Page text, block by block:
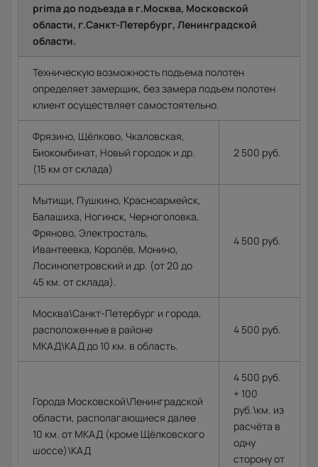
prima до подъезда в г.Москва, Московской
области, г.Санкт-Петербург, Ленинградской
области.
Техническую возможность подъема полотен
определяет замерщик, без замера подъем полотен
клиент осуществляет самостоятельно.
Фрязино, Щёлково, Чкаловская,
Биокомбинат, Новый городок и др.
(15 км от склада)
2 500 руб.
Мытищи, Пушкино, Красноармейск,
Балашиха, Ногинск, Черноголовка,
Фряново, Электросталь,
Ивантеевка, Королёв, Монино,
Лосинопетровский и др. (от 20 до
45 км. от склада).
4 500 руб.
Москва\Санкт-Петербург и города,
расположенные в районе
МКАД\КАД до 10 км. в область.
4 500 руб.
Города Московской\Ленинградской
области, располагающиеся далее
10 км. от МКАД (кроме Щёлковского
шоссе)\КАД
4 500 руб.
+ 100
руб.\км. из
расчёта в
одну
сторону от